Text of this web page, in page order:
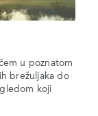
u poznatom
brežuljaka do
koji